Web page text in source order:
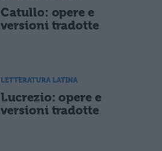
Catullo: opere e
versioni tradotte
LETTERATURA LATINA
Lucrezio: opere e
versioni tradotte